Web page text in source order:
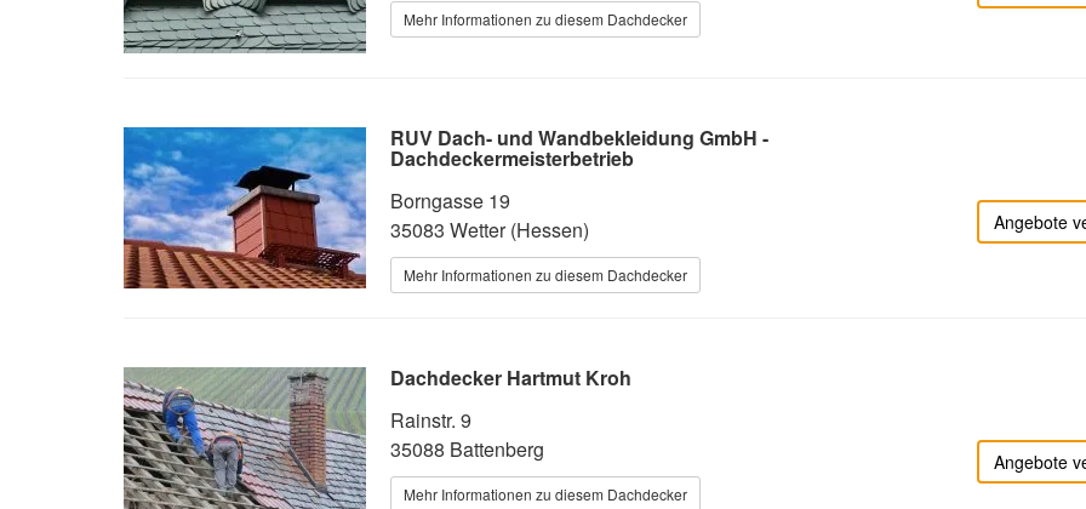
Mehr Informationen zu diesem Dachdecker
RUV Dach- und Wandbekleidung GmbH -
Dachdeckermeisterbetrieb
Borngasse 19
35083 Wetter (Hessen)
Mehr Informationen zu diesem Dachdecker
Angebote
Dachdecker Hartmut Kroh
Rainstr. 9
35088 Battenberg
Mehr Informationen zu diesem Dachdecker
Angebote